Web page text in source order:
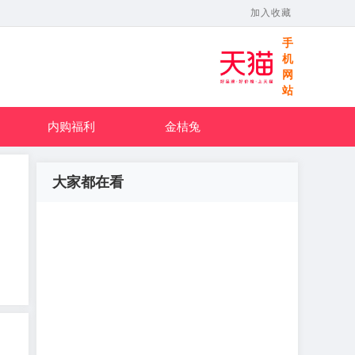
加入收藏
手
机
网
站
内购福利 金桔兔
大家都在看